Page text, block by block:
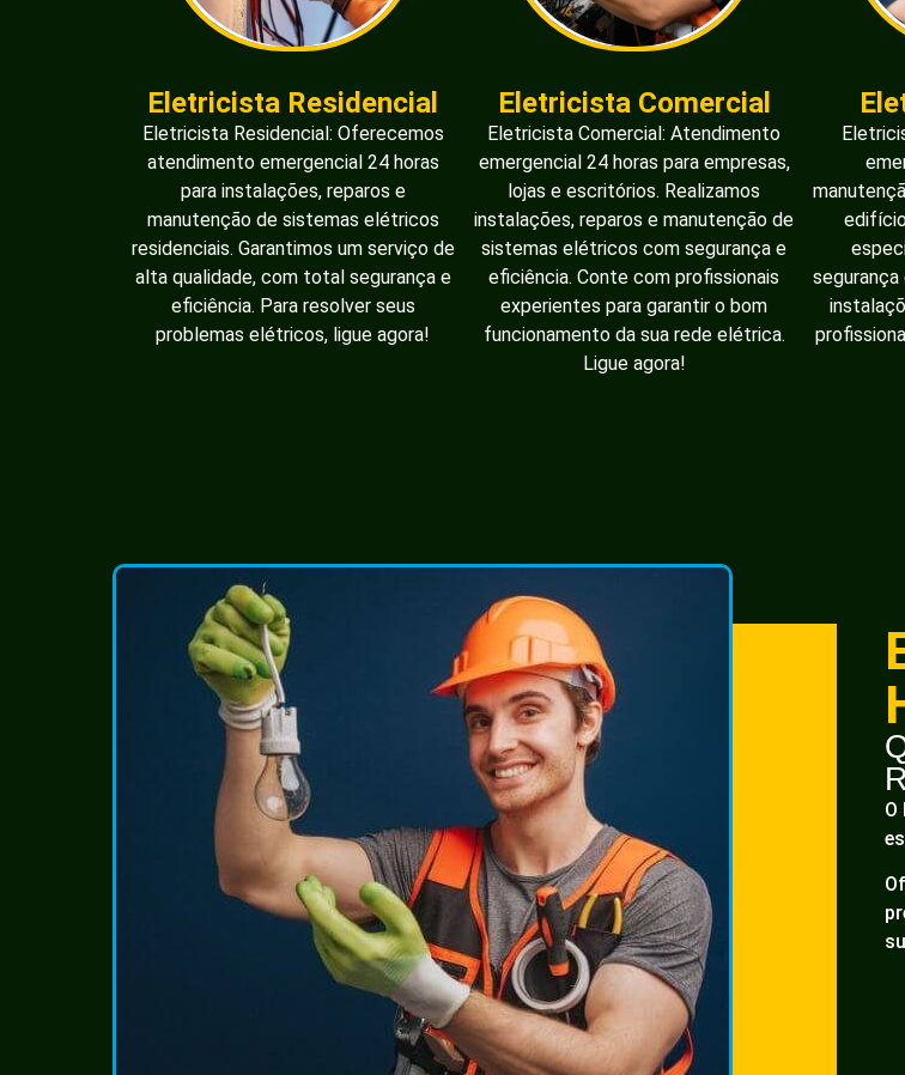
Eletricista Residencial
Eletricista Residencial: Oferecemos
atendimento emergencial 24 horas
para instalações, reparos e
manutenção de sistemas elétricos
residenciais. Garantimos um serviço de
alta qualidade, com total segurança e
eficiência. Para resolver seus
problemas elétricos, ligue agora!
Eletricista Comercial
Eletricista Comercial: Atendimento
emergencial 24 horas para empresas,
lojas e escritórios. Realizamos
instalações, reparos e manutenção de
sistemas elétricos com segurança e
eficiência. Conte com profissionais
experientes para garantir o bom
funcionamento da sua rede elétrica.
Ligue agora!
O